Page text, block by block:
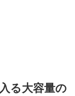
る大容量の